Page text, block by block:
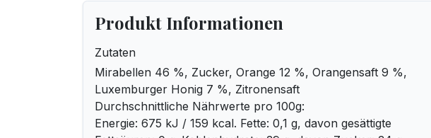
Produkt Informationen
Zutaten
Mirabellen 46 %, Zucker, Orange 12 %, Orangensaft 9 %,
Luxemburger Honig 7 %, Zitronensaft
Durchschnittliche Nährwerte pro 100g:
Energie: 675 kJ / 159 kcal. Fette: 0,1 g, davon gesättigte